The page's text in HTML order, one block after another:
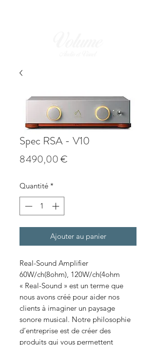
Spec RSA - V10
8 490,00 €
Quantité *
Ajouter au panier
Real-Sound Amplifier
60W/ch(8ohm), 120W/ch(4ohm
« Real-Sound » est un terme que
nous avons créé pour aider nos
clients à imaginer un paysage
sonore musical. Notre philosophie
d’entreprise est de créer des
produits qui vous permettent